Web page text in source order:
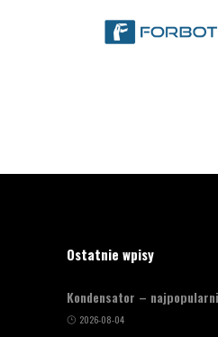
Ostatnie wpisy
Kondensator –
2026-08-04